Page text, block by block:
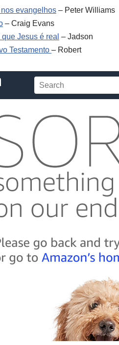
evangelhos – Peter Williams
– Craig Evans
Jesus é real – Jadson
Testamento – Robert